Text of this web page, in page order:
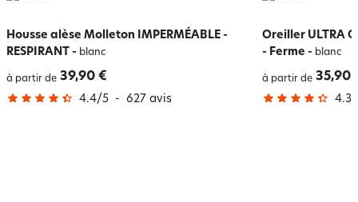
Housse alèse Molleton IMPERMÉABLE -
RESPIRANT - blanc
à partir de 39,90 €
4.4/5 - 627 avis
Oreiller ULTRA
- Ferme - blanc
à partir de 35,90
4.3